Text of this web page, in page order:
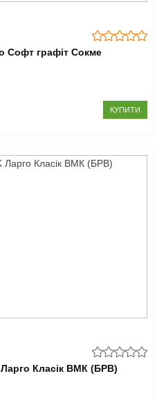
Софт графіт Сокме
КУПИТИ
Класік ВМК (БРВ)